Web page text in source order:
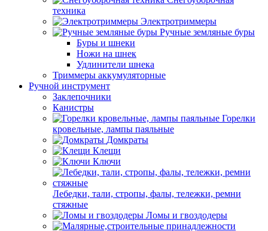
техника
Электротриммеры
Ручные земляные буры
Буры и шнеки
Ножи на шнек
Удлинители шнека
Триммеры аккумуляторные
Ручной инструмент
Заклепочники
Канистры
Горелки
кровельные, лампы паяльные
Домкраты
Клещи
Ключи
Лебедки, тали, стропы, фалы, тележки, ремни
стяжные
Ломы и гвоздодеры